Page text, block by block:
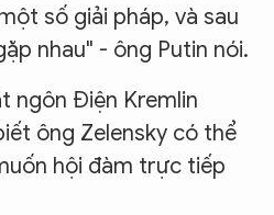
số giải pháp, và sau
nhau" - ông Putin nói.
ngôn Điện Kremlin
ông Zelensky có thể
hội đàm trực tiếp